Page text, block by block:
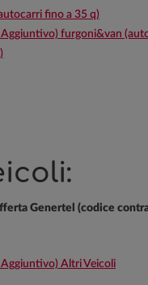
fino a 35 q)
furgoni&van
Genertel (codice
Altri Veicoli